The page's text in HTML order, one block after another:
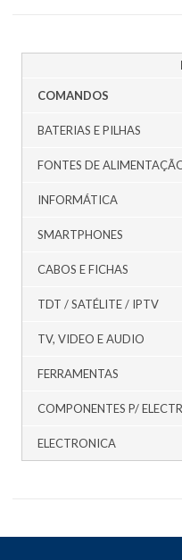
COMANDOS
BATERIAS E PILHAS
FONTES DE
INFORMÁTICA
SMARTPHONES
CABOS E FICHAS
TDT / SATÉLITE / IPTV
TV, VIDEO E AUDIO
FERRAMENTAS
COMPONENTES P/
ELECTRONICA